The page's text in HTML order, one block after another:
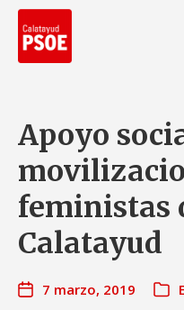
Apoyo
feministas
Calatayud
7 marzo, 2019